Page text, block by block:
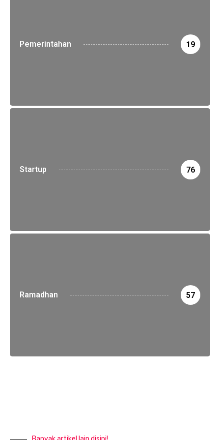
Pemerintahan 19
Startup 76
Ramadhan 57